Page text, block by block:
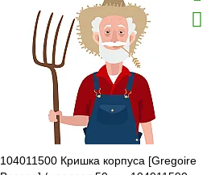
104011500 Кришка корпуса [Gregoire